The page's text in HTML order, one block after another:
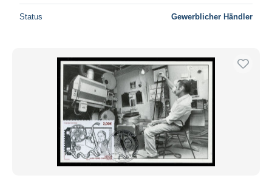
Status Gewerblicher Händler